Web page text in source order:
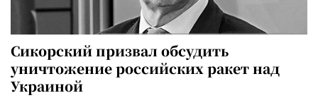
Сикорский призвал обсудить
уничтожение российских ракет над
Украиной